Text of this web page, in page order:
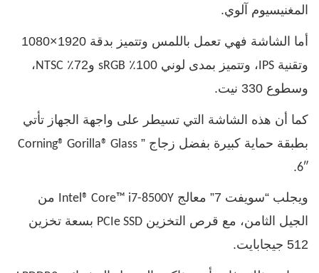
المغنيسيوم آلوي.
أما الشاشة فهي تعمل باللمس وتتميز بدقة 1920×1080
وتقنية IPS، وتتميز بمدى لوني 100٪ sRGB و72٪ NTSC،
وسطوع 330 نيت.
كما أن هذه الشاشة التي تسيطر على واجهة الجهاز تأتي
بطبقة حماية كبيرة بفضل زجاج ” Corning® Gorilla® Glass
6″
.
ويجلب “سويفت 7” معالج Intel® Core™ i7-8500Y من
الجيل الثامن، مع قرص التخزين PCIe SSD بسعة تخزين
512 جيجابايت.